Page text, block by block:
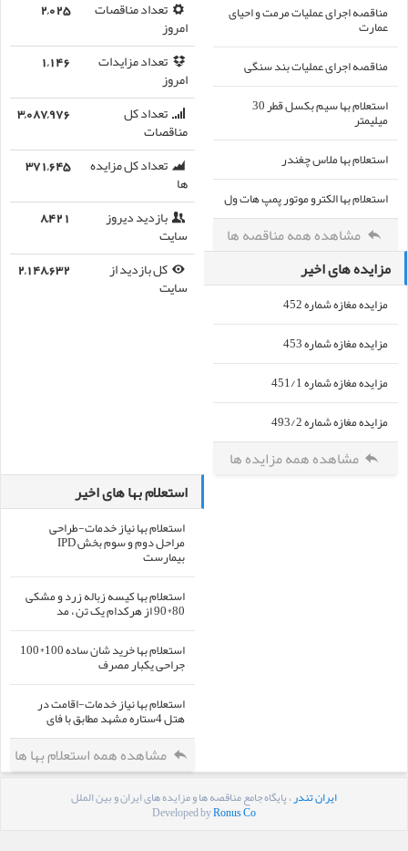
تعداد مناقصات
امروز
2,025
تعداد مزایدات
امروز
1,146
تعداد کل
مناقصات
3,087,976
تعداد کل مزایده
ها
371,645
بازدید دیروز
سایت
8,421
کل بازدید از
سایت
2,148,632
مناقصه اجرای عملیات مرمت و احیای
عمارت
مناقصه اجرای عملیات بند سنگی
استعلام بها سیم بکسل قطر 30
میلیمتر
استعلام بها ملاس چغندر
استعلام بها الکترو موتور پمپ هات ول
مشاهده همه مناقصه ها
مزایده های اخیر
مزایده مغازه شماره 452
مزایده مغازه شماره 453
مزایده مغازه شماره 451/1
مزایده مغازه شماره 493/2
مشاهده همه مزایده ها
استعلام بها های اخیر
استعلام بها نیاز خدمات-طراحی
مراحل دوم و سوم بخش IPD
بیمارست
استعلام بها کیسه زباله زرد و مشکی
80*90 از هرکدام یک تن ، مد
استعلام بها خرید شان ساده 100*100
جراحی یکبار مصرف
استعلام بها نیاز خدمات-اقامت در
هتل 4ستاره مشهد مطابق با فای
مشاهده همه استعلام بها ها
ایران تندر، پایگاه جامع مناقصه ها و مزایده های ایران و بین الملل
Developed byRonus Co